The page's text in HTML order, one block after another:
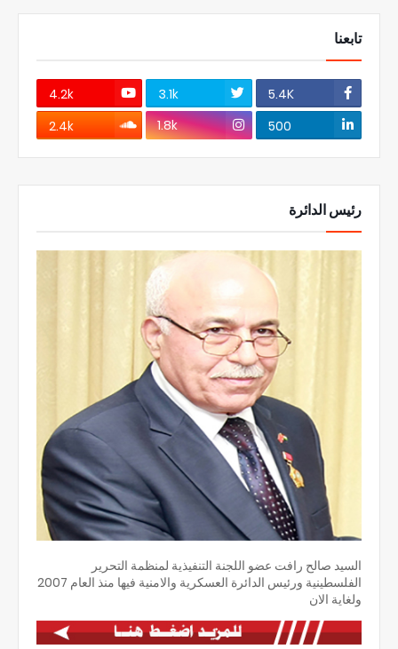
تابعنا
5.4K
3.1k
4.2k
500
1.8k
2.4k
رئيس الدائرة
السيد صالح رافت عضو اللجنة التنفيذية لمنظمة التحرير
الفلسطينية ورئيس الدائرة العسكرية والامنية فيها منذ العام 2007
ولغاية الان